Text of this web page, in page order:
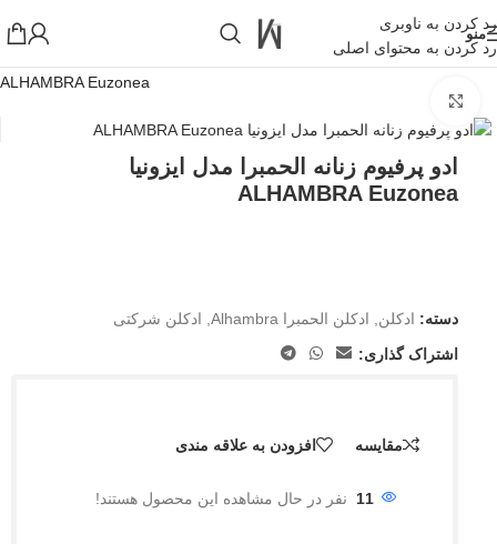
رد کردن به ناوبری
رد کردن به محتوای اصلی
!تجربه یک خرید عالی فرصت را از دست ندهید همین امروز از تخفیفات
ویژه بهرمند شوید!
منو
خانه»فروشگاه اینترنتی واکارنا
ALHAMBRA Euzonea
ادو پرفیوم زنانه الحمبرا مدل ایزونیا
ALHAMBRA Euzonea
دسته: ادکلن, ادکلن الحمبرا Alhambra , ادکلن شرکتی
اشتراک گذاری:
مقایسه افزودن به علاقه مندی
11 نفر در حال مشاهده این محصول هستند!